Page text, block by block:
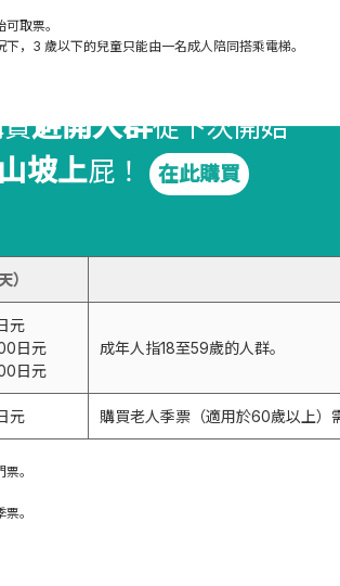
取票。
，3 歲以下的兒童只能由一名成人陪同搭乘電梯。
避開人群從下次開始
坡上屁！ 在此購買
）
元
日元
日元
成年人指18至59歲的人群。
元 購買老人季票（適用於60歲以上）
。
。